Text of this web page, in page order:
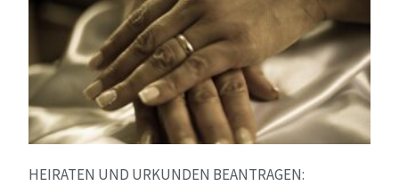
HEIRATEN UND URKUNDEN BEANTRAGEN: